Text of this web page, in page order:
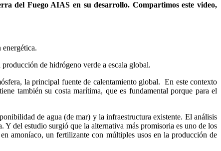
del Fuego AIAS en su desarrollo. Compartimos este video,
de hidrógeno verde a escala global.
la principal fuente de calentamiento global. En este contexto
también su costa marítima, que es fundamental porque para el
de agua (de mar) y la infraestructura existente. El análisis
del estudio surgió que la alternativa más promisoria es uno de los
amoníaco, un fertilizante con múltiples usos en la producción de